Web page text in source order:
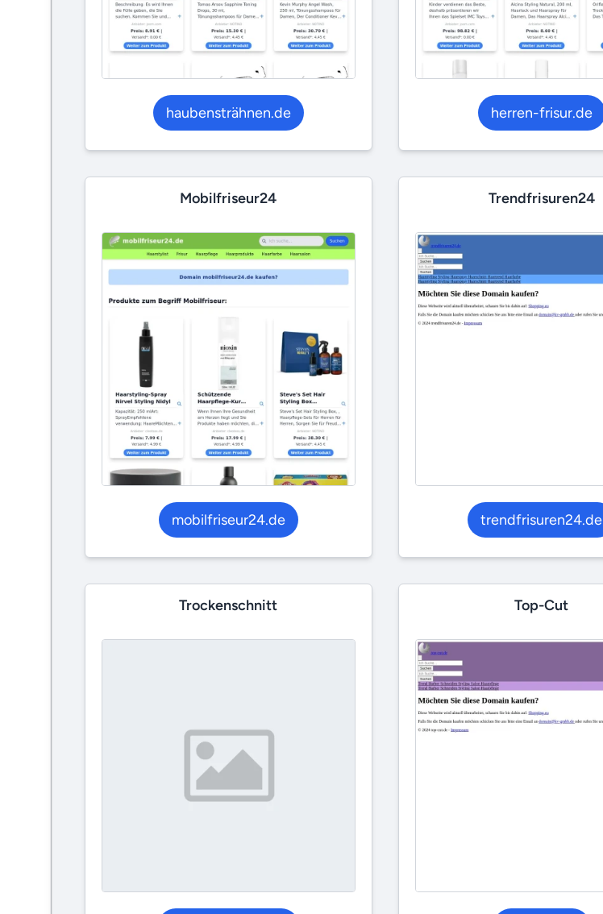
haubensträhnen.de herren-frisur.de
Mobilfriseur24
mobilfriseur24.de
Trendfrisuren24
trendfrisuren24.de
Trockenschnitt Top-Cut